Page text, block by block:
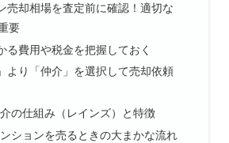
売却相場を査定前に確認！適切な
要
る費用や税金を把握しておく
より「仲介」を選択して売却依頼
の仕組み（レインズ）と特徴
ションを売るときの大まかな流れ